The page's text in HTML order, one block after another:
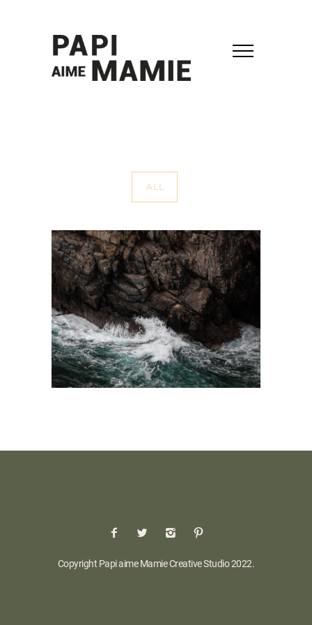
ALL
reportage
PAPIER - GUIDE BRETAGNE
Copyright Papi aime Mamie Creative Studio 2022.